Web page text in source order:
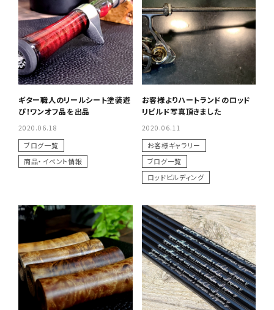
ギター職人のリールシート塗装遊
び！ワンオフ品を出品
2020.06.18
ブログ一覧
商品・イベント情報
お客様よりハートランドのロッド
リビルド写真頂きました
2020.06.11
お客様ギャラリー
ブログ一覧
ロッドビルディング